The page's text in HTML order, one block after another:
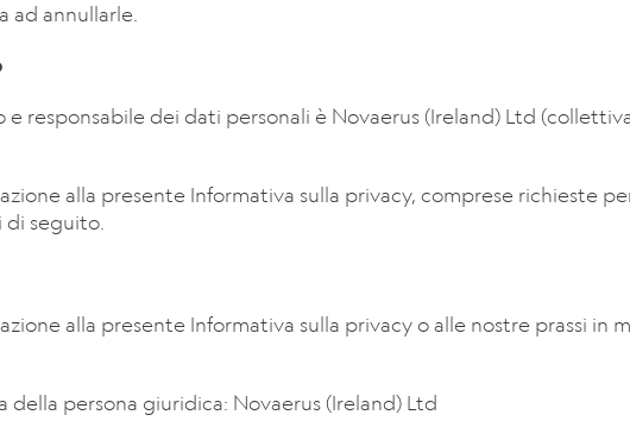
ad annullarle.
responsabile dei dati personali è Novaerus (Ireland) Ltd
alla presente Informativa sulla privacy, comprese richieste
seguito.
alla presente Informativa sulla privacy o alle nostre prassi
della persona giuridica: Novaerus (Ireland) Ltd